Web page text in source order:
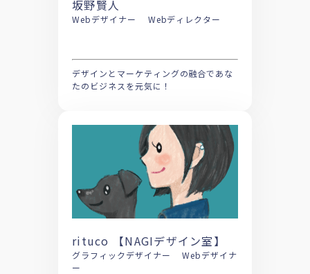
坂野賢人
Webデザイナー Webディレクター
デザインとマーケティングの融合であな
たのビジネスを元気に！
rituco 【NAGIデザイン室】
グラフィックデザイナー Webデザイナ
ー